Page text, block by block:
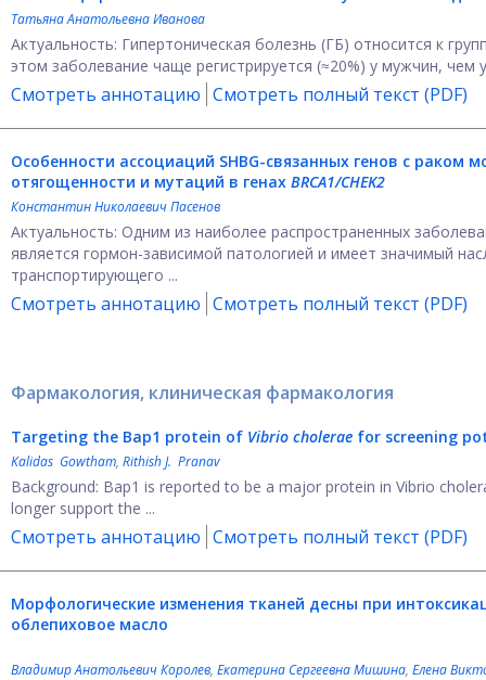
Татьяна Анатольевна Иванова
Актуальность: Гипертоническая болезнь (ГБ) относится к
этом заболевание чаще регистрируется (≈20%) у мужчин, чем
Смотреть аннотацию Смотреть полный текст (PDF)
Особенности ассоциаций SHBG-связанных генов с
отягощенности и мутаций в генах BRCA1/CHEK2
Константин Николаевич Пасенов
Актуальность: Одним из наиболее распространенных
является гормон-зависимой патологией и имеет значимый
транспортирующего ...
Смотреть аннотацию Смотреть полный текст (PDF)
Фармакология, клиническая фармакология
Targeting the Bap1 protein of Vibrio cholerae for screening
Kalidas Gowtham, Rithish J. Pranav
Background: Bap1 is reported to be a major protein in Vibrio
longer support the ...
Смотреть аннотацию Смотреть полный текст (PDF)
Морфологические изменения тканей десны при
облепиховое масло
Владимир Анатольевич Королев, Екатерина Сергеевна Мишина, Елена